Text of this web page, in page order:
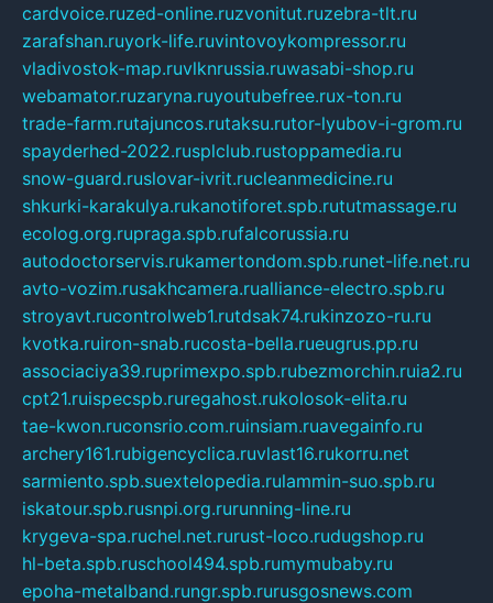
cardvoice.ruzed-online.ruzvonitut.ruzebra-tlt.ru
zarafshan.ruyork-life.ruvintovoykompressor.ru
vladivostok-map.ruvlknrussia.ruwasabi-shop.ru
webamator.ruzaryna.ruyoutubefree.rux-ton.ru
trade-farm.rutajuncos.rutaksu.rutor-lyubov-i-grom.ru
spayderhed-2022.rusplclub.rustoppamedia.ru
snow-guard.ruslovar-ivrit.rucleanmedicine.ru
shkurki-karakulya.rukanotiforet.spb.rututmassage.ru
ecolog.org.rupraga.spb.rufalcorussia.ru
autodoctorservis.rukamertondom.spb.runet-life.net.ru
avto-vozim.rusakhcamera.rualliance-electro.spb.ru
stroyavt.rucontrolweb1.rutdsak74.rukinzozo-ru.ru
kvotka.ruiron-snab.rucosta-bella.rueugrus.pp.ru
associaciya39.ruprimexpo.spb.rubezmorchin.ruia2.ru
cpt21.ruispecspb.ruregahost.rukolosok-elita.ru
tae-kwon.ruconsrio.com.ruinsiam.ruavegainfo.ru
archery161.rubigencyclica.ruvlast16.rukorru.net
sarmiento.spb.suextelopedia.rulammin-suo.spb.ru
iskatour.spb.rusnpi.org.rurunning-line.ru
krygeva-spa.ruchel.net.rurust-loco.rudugshop.ru
hl-beta.spb.ruschool494.spb.rumymubaby.ru
epoha-metalband.rungr.spb.rurusgosnews.com